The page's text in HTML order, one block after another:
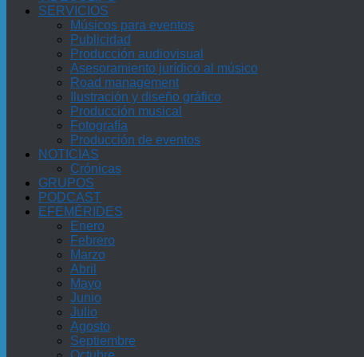
SERVICIOS
Músicos para eventos
Publicidad
Producción audiovisual
Asesoramiento jurídico al músico
Road management
Ilustración y diseño gráfico
Producción musical
Fotografía
Producción de eventos
NOTICIAS
Crónicas
GRUPOS
PODCAST
EFEMÉRIDES
Enero
Febrero
Marzo
Abril
Mayo
Junio
Julio
Agosto
Septiembre